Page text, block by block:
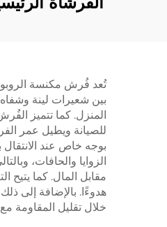
D10PLUS
تُعد فُرش مكنسة الروبوت
بين شعيرات لينة
المنزل. كما تتميز
للصيانة ويطيل عمر
بوجه خاص عند
الزوايا والحافات،
مقابل المال. كما يتيح
هدوءًا. بالإضافة إلى
خلال تقليل المقاومة